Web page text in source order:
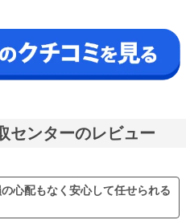
センターのレビュー
心配もなく安心して任せられる